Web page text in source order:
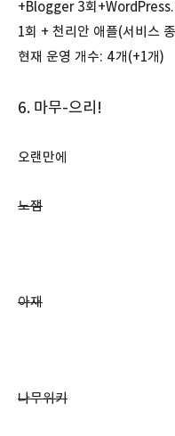
+Blogger 3회
1회 + 천리안 애플(서비스
현재 운영 개수: 4개(+1개)
6. 마무-으리!
오랜만에
노잼
아재
나무위키